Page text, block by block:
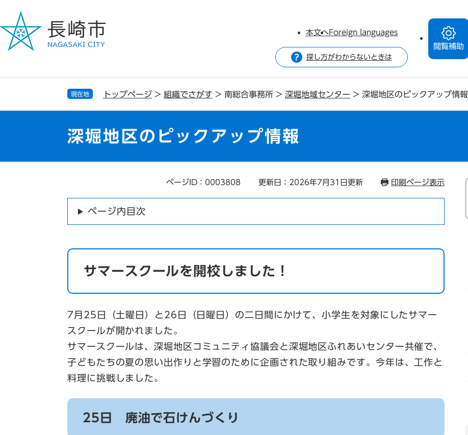
ジ
で
ュ
ば
閲覧補助
本文へForeign languages
探し方がわからないときは
現在地 トップページ > 組織でさがす > 南総合事務所 > 深堀地域センター > 深堀地区のピックアップ情報
深堀地区のピックアップ情報
ページID：0003808 更新日：2026年7月31日更新 印刷ページ表示
ページ内目次
サマースクールを開校しました！
7月25日（土曜日）と26日（日曜日）の二日間にかけて、小学生を対象にしたサマー
スクールが開かれました。
サマースクールは、深堀地区コミュニティ協議会と深堀地区ふれあいセンター共催で、
子どもたちの夏の思い出作りと学習のために企画された取り組みです。今年は、工作と
料理に挑戦しました。
25日 廃油で石けんづくり